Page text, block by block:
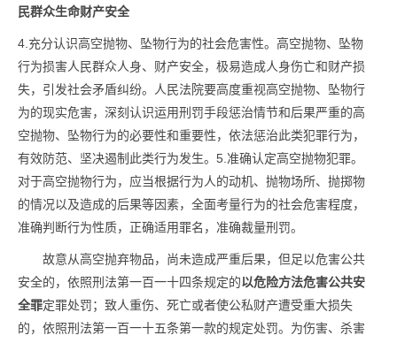
民群众生命财产安全
4.充分认识高空抛物、坠物行为的社会危害性。高空抛物、坠物
行为损害人民群众人身、财产安全，极易造成人身伤亡和财产损
失，引发社会矛盾纠纷。人民法院要高度重视高空抛物、坠物行
为的现实危害，深刻认识运用刑罚手段惩治情节和后果严重的高
空抛物、坠物行为的必要性和重要性，依法惩治此类犯罪行为，
有效防范、坚决遏制此类行为发生。5.准确认定高空抛物犯罪。
对于高空抛物行为，应当根据行为人的动机、抛物场所、抛掷物
的情况以及造成的后果等因素，全面考量行为的社会危害程度，
准确判断行为性质，正确适用罪名，准确裁量刑罚。
故意从高空抛弃物品，尚未造成严重后果，但足以危害公共
安全的，依照刑法第一百一十四条规定的以危险方法危害公共安
全罪定罪处罚；致人重伤、死亡或者使公私财产遭受重大损失
的，依照刑法第一百一十五条第一款的规定处罚。为伤害、杀害